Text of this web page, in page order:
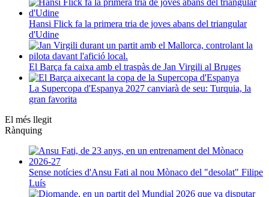
Hansi Flick fa la primera tria de joves abans del triangular
d'Udine
El Barça fa caixa amb el traspàs de Jan Virgili al Bruges
La Supercopa d'Espanya 2027 canviarà de seu: Turquia, la
gran favorita
El més llegit
Rànquing
Sense notícies d'Ansu Fati al nou Mònaco del "desolat" Filipe
Luís